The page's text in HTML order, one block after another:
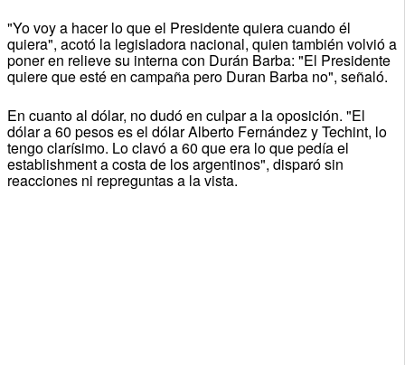
"Yo voy a hacer lo que el Presidente quiera cuando él
quiera", acotó la legisladora nacional, quien también volvió a
poner en relieve su interna con Durán Barba: "El Presidente
quiere que esté en campaña pero Duran Barba no", señaló.
En cuanto al dólar, no dudó en culpar a la oposición. "El
dólar a 60 pesos es el dólar Alberto Fernández y Techint, lo
tengo clarísimo. Lo clavó a 60 que era lo que pedía el
establishment a costa de los argentinos", disparó sin
reacciones ni repreguntas a la vista.